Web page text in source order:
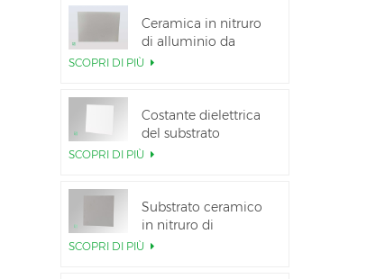
Ceramica in nitruro
di alluminio da
5,5×7,5 pollici
SCOPRI DI PIÙ
Costante dielettrica
del substrato
ceramico Al2O3 al
SCOPRI DI PIÙ
Substrato ceramico
in nitruro di
alluminio ad alta
SCOPRI DI PIÙ